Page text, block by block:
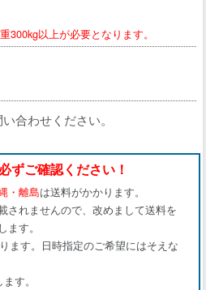
300kg以上が必要となります。
合わせください。
ずご確認ください！
・離島は送料がかかります。
されませんので、改めまして送料を
す。
ます。日時指定のご希望にはそえな
す。